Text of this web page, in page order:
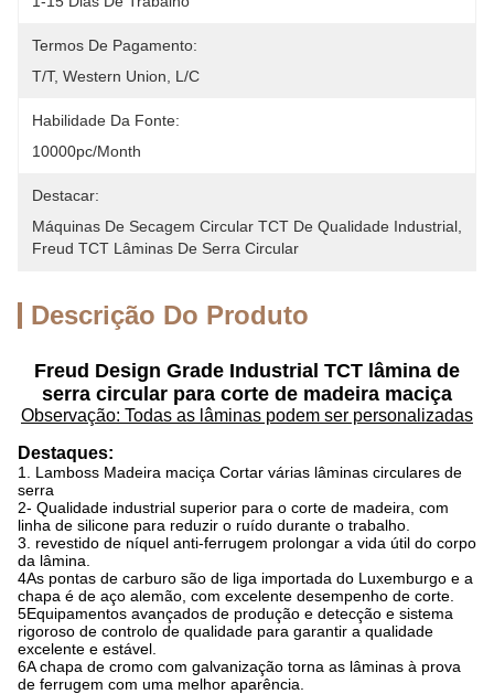
Termos De Pagamento:
T/T, Western Union, L/C
Habilidade Da Fonte:
10000pc/month
Destacar:
Máquinas De Secagem Circular TCT De Qualidade Industrial
Freud TCT Lâminas De Serra Circular
Descrição Do Produto
Freud Design Grade Industrial TCT lâmina de
serra circular para corte de madeira maciça
Observação: Todas as lâminas podem ser personalizadas
Destaques:
1. Lamboss Madeira maciça Cortar várias lâminas circulares de
serra
2- Qualidade industrial superior para o corte de madeira, com
linha de silicone para reduzir o ruído durante o trabalho.
3. revestido de níquel anti-ferrugem prolongar a vida útil do corpo
da lâmina.
4As pontas de carburo são de liga importada do Luxemburgo e a
chapa é de aço alemão, com excelente desempenho de corte.
5Equipamentos avançados de produção e detecção e sistema
rigoroso de controlo de qualidade para garantir a qualidade
excelente e estável.
6A chapa de cromo com galvanização torna as lâminas à prova
de ferrugem com uma melhor aparência.